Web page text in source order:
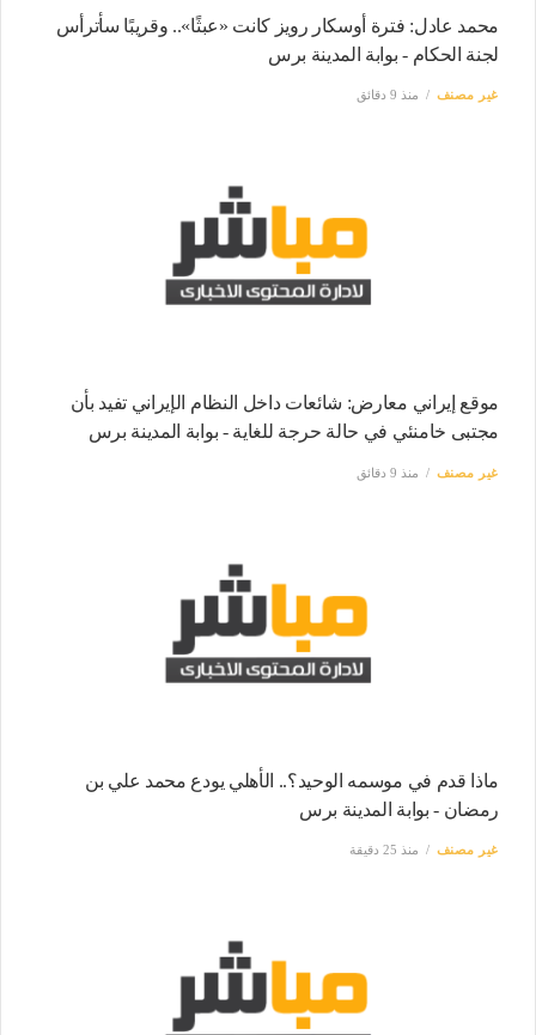
محمد عادل: فترة أوسكار رويز كانت «عبثًا».. وقريبًا سأترأس
لجنة الحكام - بوابة المدينة برس
غير مصنف منذ 9 دقائق
موقع إيراني معارض: شائعات داخل النظام الإيراني تفيد بأن
مجتبى خامنئي في حالة حرجة للغاية - بوابة المدينة برس
غير مصنف منذ 9 دقائق
ماذا قدم في موسمه الوحيد؟.. الأهلي يودع محمد علي بن
رمضان - بوابة المدينة برس
غير مصنف منذ 25 دقيقة